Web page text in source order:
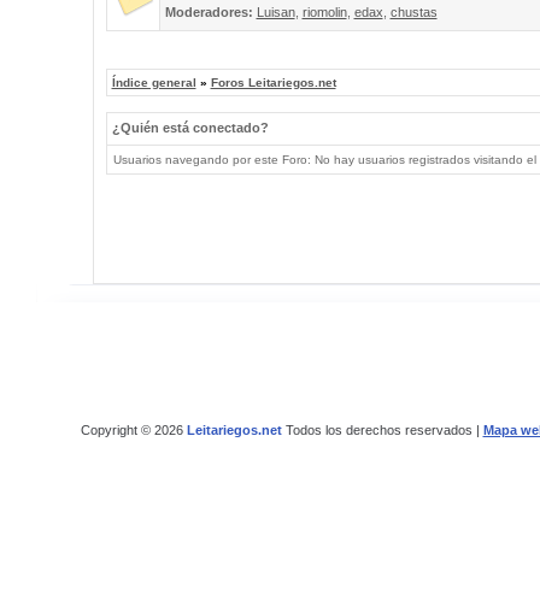
Moderadores: Luisan, riomolin, edax chustas
Índice general » Foros Leitariegos.net
¿Quién está conectado?
Usuarios navegando por este Foro: No hay usuarios registrados visitando
Copyright © 2026 Leitariegos.netTodos los derechos reservados | Mapa